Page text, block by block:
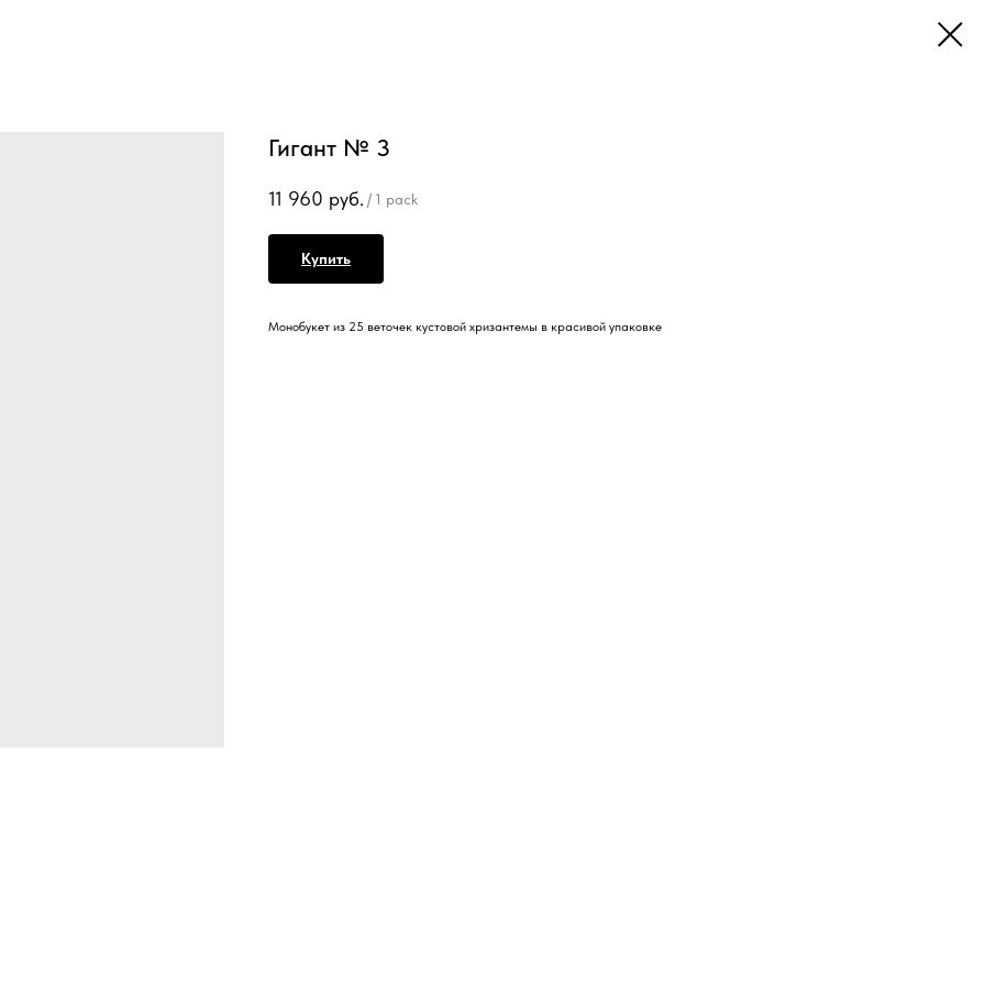
Гигант № 3
11 960 руб. / 1 pack
Купить
Монобукет из 25 веточек кустовой хризантемы в красивой упаковке